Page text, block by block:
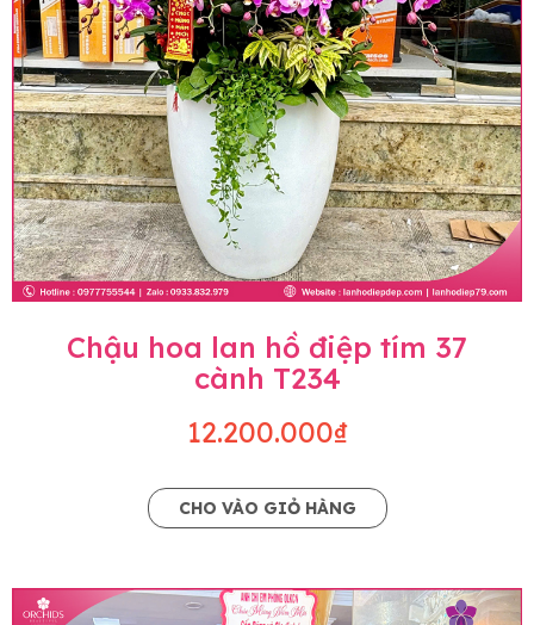
Chậu hoa lan hồ điệp tím 37
cành T234
12.200.000₫
CHO VÀO GIỎ HÀNG